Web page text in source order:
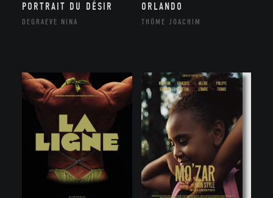
PORTRAIT DU DÉSIR
DEGRAEVE NINA
ORLANDO
THÔME JOACHIM